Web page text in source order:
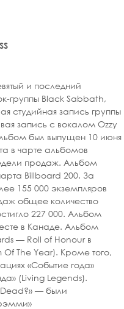
SS
и последний
группы Black Sabbath,
студийная запись группы
запись с вокалом Ozzy
был выпущен 10 июня
в чарте альбомов
продаж. Альбом
Billboard 200. За
155 000 экземпляров
общее количество
227 000. Альбом
в Канаде. Альбом
— Roll of Honour в
The Year). Кроме того,
«Событие года»
(Living Legends).
— были